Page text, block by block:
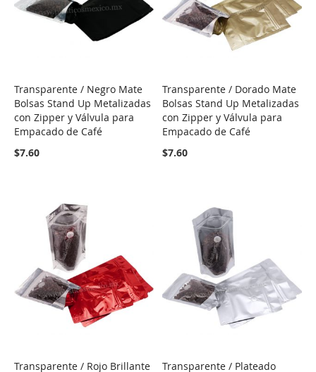
COMPARE
Transparente / Negro Mate
Bolsas Stand Up Metalizadas
con Zipper y Válvula para
Empacado de Café
$7.60
COMPARE
Transparente / Dorado Mate
Bolsas Stand Up Metalizadas
con Zipper y Válvula para
Empacado de Café
$7.60
Transparente / Rojo Brillante
Transparente / Plateado